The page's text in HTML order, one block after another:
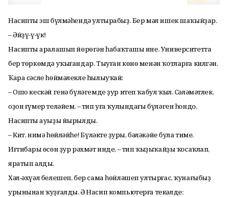
Насиптың эш бүлмәһендә ултырабыҙ. Бер мәл ишек шаҡыйҙар.
– Әйҙү-ү-үк!
Насиптың аралашып йөрө­гән һабаҡташы ине. Университетта
бер төркөмдә уҡы­­ған­дар. Тыуған көнө ме­нән ҡотларға килгән.
Ҡара сәсле һөймәлекле һылыуҡай:
– Ошо кескәй генә бүлә­гем­де ҙур итеп ҡабул ҡыл. Сәләмәтлек,
оҙон ғүмер те­ләйем, – тип уға ҡулындағы бүләген һондо.
Насиптың ауыҙы йырыл­ды.
– Кит, нимә һөйләйһең! Бү­ләктең ҙуры, бәләкәйе була тиме.
Иғтибарың өсөн ҙур рәх­мәт инде, – тип ҡыҙы­ҡай­ҙы ҡосаҡлап,
яратып алды.
Хәл-әхүәл белешеп, бер са­ма һөйләшеп ултырғас, ҡу­нағыбыҙ
урынынан ҡуҙғалды. Ә Насип компьютерға те­кәлде: